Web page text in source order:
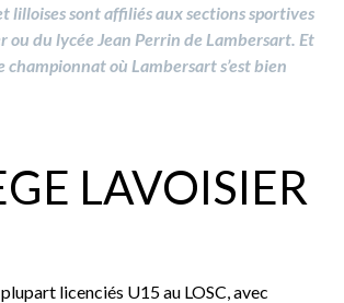
lilloises sont affiliés aux sections sportives
ou du lycée Jean Perrin de Lambersart. Et
championnat où Lambersart s’est bien
LAVOISIER
licenciés U15 au LOSC, avec